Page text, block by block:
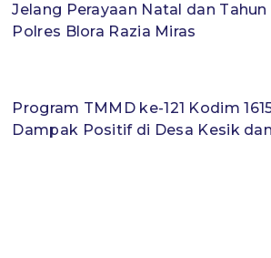
Jelang Perayaan Natal dan Tahun
Polres Blora Razia Miras
Program TMMD ke-121 Kodim
Dampak Positif di Desa Kesik